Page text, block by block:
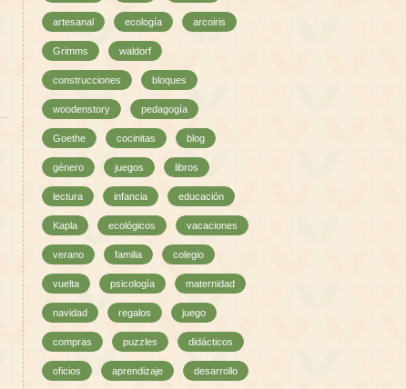
artesanal ecología arcoiris
Grimms waldorf
construcciones bloques
woodenstory pedagogía
Goethe cocinitas blog
género juegos libros
lectura infancia educación
Kapla ecológicos vacaciones
verano familia colegio
vuelta psicología maternidad
navidad regalos juego
compras puzzles didácticos
oficios aprendizaje desarrollo